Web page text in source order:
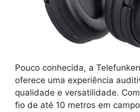
Pouco conhecida, a
oferece uma experiência
qualidade e versatilidade.
fio de até 10 metros em